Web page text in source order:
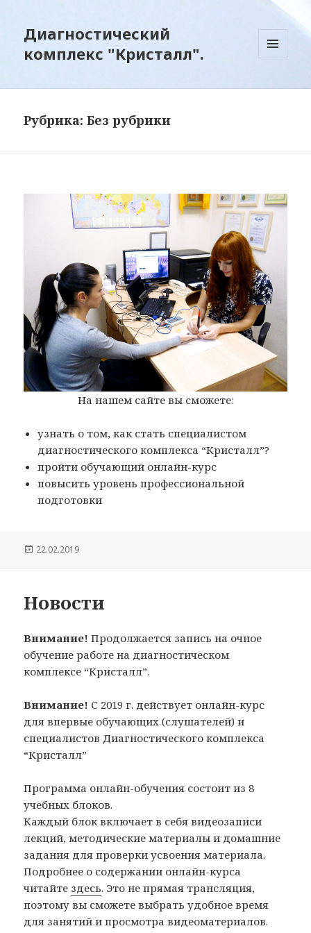
Диагностический
комплекс "Кристалл".
ВИДЖЕТЫ
Рубрика:Без рубрики
На нашем сайте вы сможете:
узнать о том, как стать специалистом
диагностического комплекса “Кристалл”?
пройти обучающий онлайн-курс
повысить уровень профессиональной
подготовки
Опубликовано
22.02.2019
Новости
Внимание! Продолжается запись на очное
обучение работе на диагностическом
комплексе “Кристалл”.
Внимание! С 2019 г. действует онлайн-курс
для впервые обучающих (слушателей) и
специалистов Диагностического комплекса
“Кристалл”
Программа онлайн-обучения состоит из 8
учебных блоков.
Каждый блок включает в себя видеозаписи
лекций, методические материалы и домашние
задания для проверки усвоения материала.
Подробнее о содержании онлайн-курса
читайте здесь. Это не прямая трансляция,
поэтому вы сможете выбрать удобное время
для занятий и просмотра видеоматериалов.